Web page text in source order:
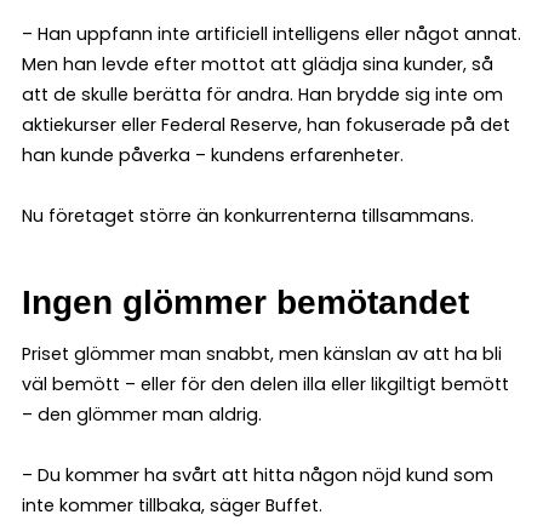
– Han uppfann inte artificiell intelligens eller något annat.
Men han levde efter mottot att glädja sina kunder, så
att de skulle berätta för andra. Han brydde sig inte om
aktiekurser eller Federal Reserve, han fokuserade på det
han kunde påverka – kundens erfarenheter.
Nu företaget större än konkurrenterna tillsammans.
Ingen glömmer bemötandet
Priset glömmer man snabbt, men känslan av att ha bli
väl bemött – eller för den delen illa eller likgiltigt bemött
– den glömmer man aldrig.
– Du kommer ha svårt att hitta någon nöjd kund som
inte kommer tillbaka, säger Buffet.